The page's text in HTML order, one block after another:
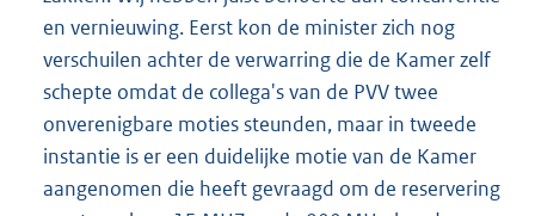
en vernieuwing. Eerst kon de minister zich nog
verschuilen achter de verwarring die de Kamer zelf
schepte omdat de collega's van de PVV twee
onverenigbare moties steunden, maar in tweede
instantie is er een duidelijke motie van de Kamer
aangenomen die heeft gevraagd om de reservering